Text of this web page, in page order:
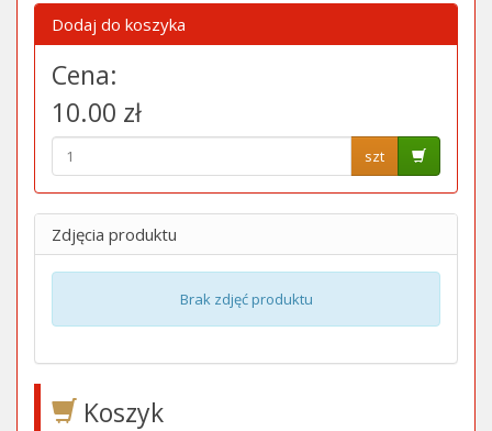
Dodaj do koszyka
Cena:
10.00 zł
szt
Zdjęcia produktu
Brak zdjęć produktu
Koszyk